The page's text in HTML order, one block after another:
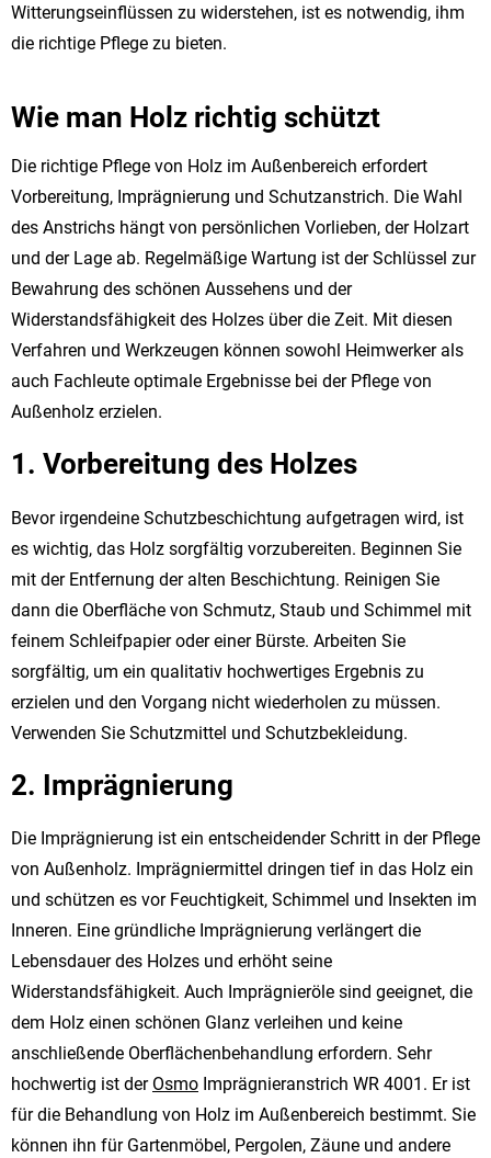
Witterungseinflüssen zu widerstehen, ist es notwendig, ihm
die richtige Pflege zu bieten.
Wie man Holz richtig schützt
Die richtige Pflege von Holz im Außenbereich erfordert
Vorbereitung, Imprägnierung und Schutzanstrich. Die Wahl
des Anstrichs hängt von persönlichen Vorlieben, der Holzart
und der Lage ab. Regelmäßige Wartung ist der Schlüssel zur
Bewahrung des schönen Aussehens und der
Widerstandsfähigkeit des Holzes über die Zeit. Mit diesen
Verfahren und Werkzeugen können sowohl Heimwerker als
auch Fachleute optimale Ergebnisse bei der Pflege von
Außenholz erzielen.
1. Vorbereitung des Holzes
Bevor irgendeine Schutzbeschichtung aufgetragen wird, ist
es wichtig, das Holz sorgfältig vorzubereiten. Beginnen Sie
mit der Entfernung der alten Beschichtung. Reinigen Sie
dann die Oberfläche von Schmutz, Staub und Schimmel mit
feinem Schleifpapier oder einer Bürste. Arbeiten Sie
sorgfältig, um ein qualitativ hochwertiges Ergebnis zu
erzielen und den Vorgang nicht wiederholen zu müssen.
Verwenden Sie Schutzmittel und Schutzbekleidung.
2. Imprägnierung
Die Imprägnierung ist ein entscheidender Schritt in der Pflege
von Außenholz. Imprägniermittel dringen tief in das Holz ein
und schützen es vor Feuchtigkeit, Schimmel und Insekten im
Inneren. Eine gründliche Imprägnierung verlängert die
Lebensdauer des Holzes und erhöht seine
Widerstandsfähigkeit. Auch Imprägnieröle sind geeignet, die
dem Holz einen schönen Glanz verleihen und keine
anschließende Oberflächenbehandlung erfordern. Sehr
hochwertig ist der Osmo Imprägnieranstrich WR 4001. Er ist
für die Behandlung von Holz im Außenbereich bestimmt. Sie
können ihn für Gartenmöbel, Pergolen, Zäune und andere